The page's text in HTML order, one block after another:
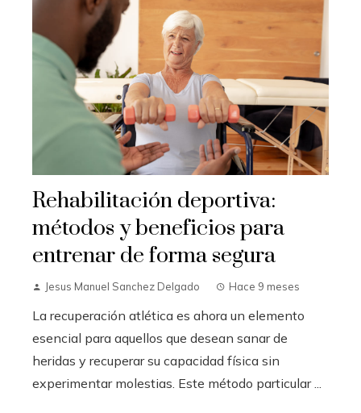
Rehabilitación deportiva:
métodos y beneficios para
entrenar de forma segura
Jesus Manuel Sanchez Delgado Hace 9 meses
La recuperación atlética es ahora un elemento
esencial para aquellos que desean sanar de
heridas y recuperar su capacidad física sin
experimentar molestias. Este método particular ...